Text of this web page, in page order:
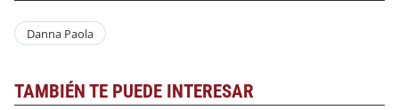
Danna Paola
TAMBIÉN TE PUEDE INTERESAR